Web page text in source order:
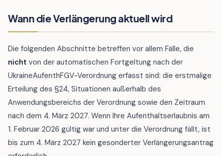
Wann die Verlängerung aktuell wird
Die folgenden Abschnitte betreffen vor allem Fälle, die
nicht von der automatischen Fortgeltung nach der
UkraineAufenthFGV-Verordnung erfasst sind: die erstmalige
Erteilung des §24, Situationen außerhalb des
Anwendungsbereichs der Verordnung sowie den Zeitraum
nach dem 4. März 2027. Wenn Ihre Aufenthaltserlaubnis am
1. Februar 2026 gültig war und unter die Verordnung fällt, ist
bis zum 4. März 2027 kein gesonderter Verlängerungsantrag